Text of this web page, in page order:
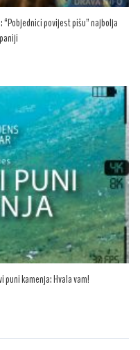
povijest pišu” najbolja
puni kamenja: Hvala vam!